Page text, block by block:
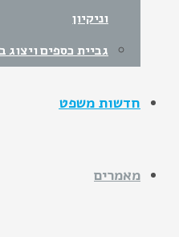
וניקיון
גביית כספים ויצוג
חדשות משפט
מאמרים